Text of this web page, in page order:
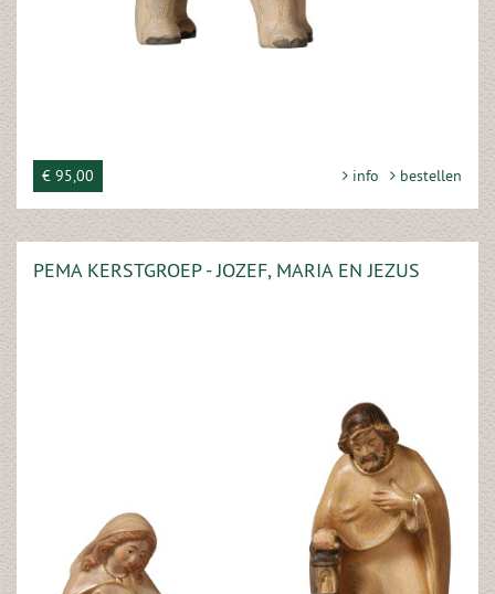
€ 95,00 info bestellen
PEMA KERSTGROEP - JOZEF, MARIA EN JEZUS